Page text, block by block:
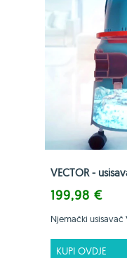
VECTOR -
199,98 €
Njemački
KUPI OVDJE